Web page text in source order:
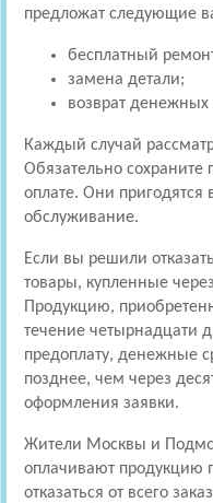
предложат следующие
бесплатный
замена детали;
возврат денежных
Каждый случай
Обязательно
оплате. Они
обслуживание.
Если вы решили
товары, купленные
Продукцию,
течение четырнадцати
предоплату, денежные
позднее, чем через
оформления заявки.
Жители Москвы и
оплачивают продукцию
отказаться от всего